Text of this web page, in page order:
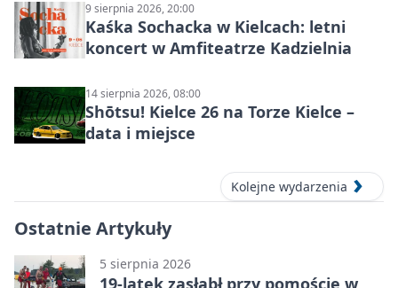
9 sierpnia 2026, 20:00
Kaśka Sochacka w Kielcach: letni
koncert w Amfiteatrze Kadzielnia
14 sierpnia 2026, 08:00
Shōtsu! Kielce 26 na Torze Kielce –
data i miejsce
Kolejne wydarzenia
Ostatnie Artykuły
5 sierpnia 2026
19-latek zasłabł przy pomoście w